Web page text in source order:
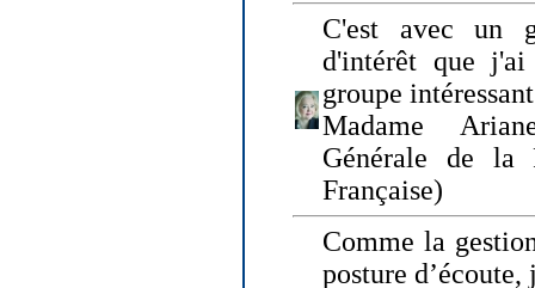
C'est avec un
d'intérêt que
groupe
Madame
Générale de la
Française)
Comme la
posture